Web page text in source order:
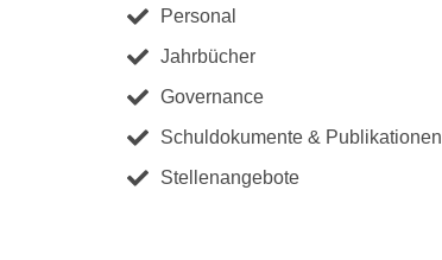
Personal
Jahrbücher
Governance
Schuldokumente & Publikationen
Stellenangebote